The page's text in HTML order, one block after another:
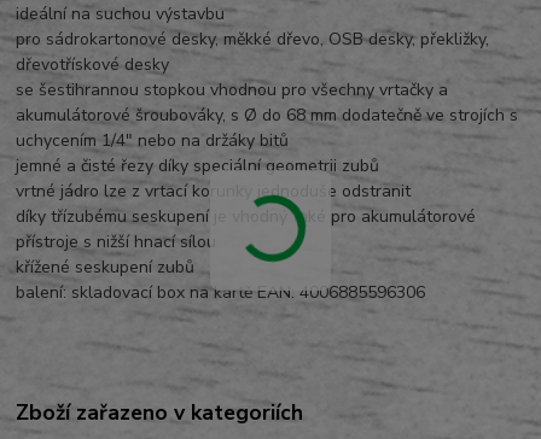
ideální na suchou výstavbu
pro sádrokartonové desky, měkké dřevo, OSB desky, překližky,
dřevotřískové desky
se šestihrannou stopkou vhodnou pro všechny vrtačky a
akumulátorové šroubováky, s Ø do 68 mm dodatečně ve strojích s
uchycením 1/4" nebo na držáky bitů
jemné a čisté řezy díky speciální geometrii zubů
vrtné jádro lze z vrtací korunky jednoduše odstranit
díky třízubému seskupení je vhodný také pro akumulátorové
přístroje s nižší hnací sílou
křížené seskupení zubů
balení: skladovací box na kartě EAN: 4006885596306
Zboží zařazeno v kategoriích